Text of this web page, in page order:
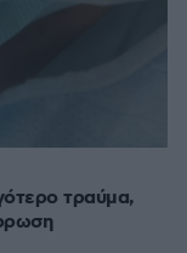
τραύμα,